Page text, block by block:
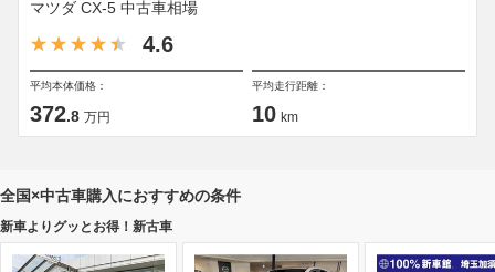
マツダ CX-5 中古車相場
4.6
平均本体価格：
372.8 万円
平均走行距離：
10 km
全国×中古車購入におすすめの条件
新車よりグッとお得！新古車